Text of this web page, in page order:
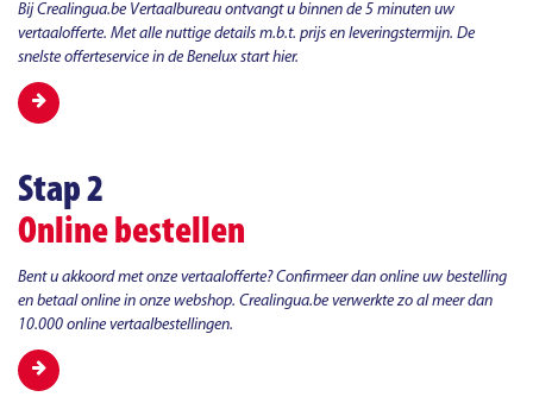
Bij Crealingua.be Vertaalbureau ontvangt u binnen de 5 minuten uw
vertaalofferte. Met alle nuttige details m.b.t. prijs en leveringstermijn. De
snelste offerteservice in de Benelux start hier.
Stap 2
Online bestellen
Bent u akkoord met onze vertaalofferte? Confirmeer dan online uw bestelling
en betaal online in onze webshop. Crealingua.be verwerkte zo al meer dan
10.000 online vertaalbestellingen.